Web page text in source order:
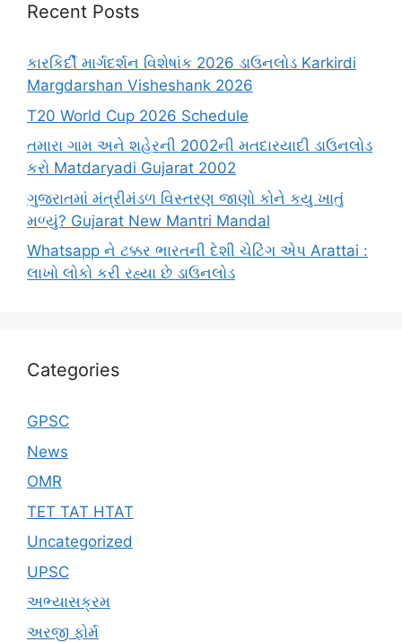
Recent Posts
કારકિર્દી માર્ગદર્શન વિશેષાંક 2026 ડાઉનલોડ Karkirdi
Margdarshan Visheshank 2026
T20 World Cup 2026 Schedule
તમારા ગામ અને શહેરની 2002ની મતદારયાદી ડાઉનલોડ
કરો Matdaryadi Gujarat 2002
ગુજરાતમાં મંત્રીમંડળ વિસ્તરણ જાણો કોને કયુ ખાતું
મળ્યું? Gujarat New Mantri Mandal
Whatsapp ને ટક્કર ભારતની દેશી ચેટિંગ એપ Arattai :
લાખો લોકો કરી રહ્યા છે ડાઉનલોડ
Categories
GPSC
News
OMR
TET TAT HTAT
Uncategorized
UPSC
અભ્યાસક્રમ
અરજી ફોર્મ